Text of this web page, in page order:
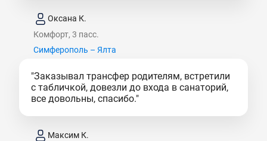
Оксана К.
Комфорт, 3 пасс.
Симферополь – Ялта
"Заказывал трансфер родителям, встретили
с табличкой, довезли до входа в санаторий,
все довольны, спасибо."
Максим К.